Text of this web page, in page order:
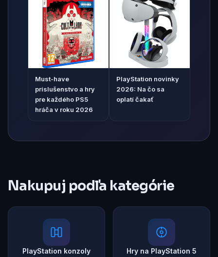
Must-have
príslušenstvo a hry
pre každého PS5
hráča v roku 2026
PlayStation novinky
2026: Na čo sa
oplatí čakať
Nakupuj podľa kategórie
PlayStation konzoly Hry na PlayStation 5